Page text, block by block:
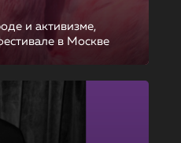
и активизме,
в Москве